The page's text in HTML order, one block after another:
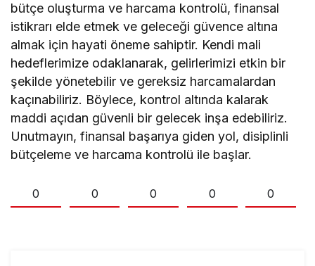
bütçe oluşturma ve harcama kontrolü, finansal
istikrarı elde etmek ve geleceği güvence altına
almak için hayati öneme sahiptir. Kendi mali
hedeflerimize odaklanarak, gelirlerimizi etkin bir
şekilde yönetebilir ve gereksiz harcamalardan
kaçınabiliriz. Böylece, kontrol altında kalarak
maddi açıdan güvenli bir gelecek inşa edebiliriz.
Unutmayın, finansal başarıya giden yol, disiplinli
bütçeleme ve harcama kontrolü ile başlar.
0 0 0 0 0